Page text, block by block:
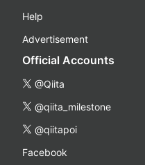
Help
Advertisement
Official Accounts
@Qiita
@qiita_milestone
@qiitapoi
Facebook